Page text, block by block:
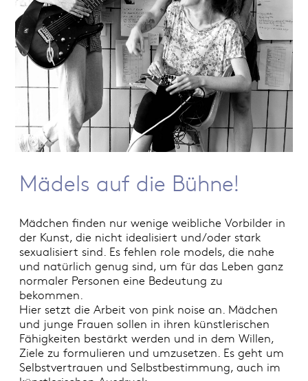
Mädels auf die Bühne!
Mädchen finden nur wenige weibliche Vorbilder in
der Kunst, die nicht idealisiert und/oder stark
sexualisiert sind. Es fehlen role models, die nahe
und natürlich genug sind, um für das Leben ganz
normaler Personen eine Bedeutung zu
bekommen.
Hier setzt die Arbeit von pink noise an. Mädchen
und junge Frauen sollen in ihren künstlerischen
Fähigkeiten bestärkt werden und in dem Willen,
Ziele zu formulieren und umzusetzen. Es geht um
Selbstvertrauen und Selbstbestimmung, auch im